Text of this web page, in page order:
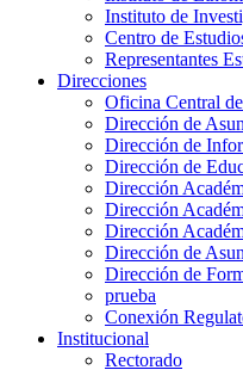
Instituto de
Centro de
Representantes
Direcciones
Oficina Central
Dirección de
Dirección de
Dirección de
Dirección
Dirección
Dirección
Dirección de
Dirección de
prueba
Conexión
Institucional
Rectorado